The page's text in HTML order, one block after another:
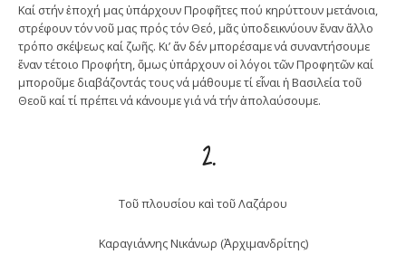
Καί στήν ἐποχή μας ὑπάρχουν Προφῆτες πού κηρύττουν μετάνοια,
στρέφουν τόν νοῦ μας πρός τόν Θεό, μᾶς ὑποδεικνύουν ἕναν ἄλλο
τρόπο σκέψεως καί ζωῆς. Κι’ ἄν δέν μπορέσαμε νά συναντήσουμε
ἕναν τέτοιο Προφήτη, ὅμως ὑπάρχουν οἱ λόγοι τῶν Προφητῶν καί
μποροῦμε διαβάζοντάς τους νά μάθουμε τί εἶναι ἡ Βασιλεία τοῦ
Θεοῦ καί τί πρέπει νά κάνουμε γιά νά τήν ἀπολαύσουμε.
2.
Τοῦ πλουσίου καὶ τοῦ Λαζάρου
Καραγιάννης Νικάνωρ (Ἀρχιμανδρίτης)